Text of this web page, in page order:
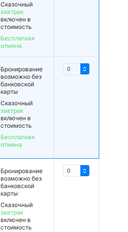
Сказочный
завтрак
включен в
стоимость
Бесплатная
отмена
Бронирование
возможно без
банковской
карты
Сказочный
завтрак
включен в
стоимость
Бесплатная
отмена
Бронирование
возможно без
банковской
карты
Сказочный
завтрак
включен в
стоимость